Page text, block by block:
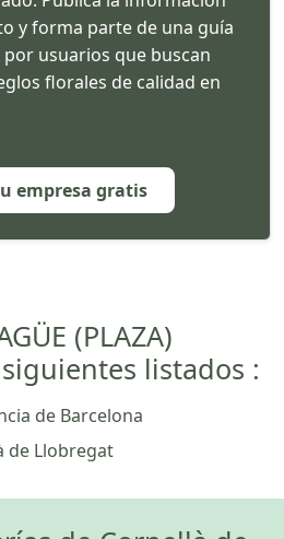
y forma parte de una guía
usuarios que buscan
florales de calidad en
empresa gratis
(PLAZA)
listados :
de Barcelona
de Llobregat